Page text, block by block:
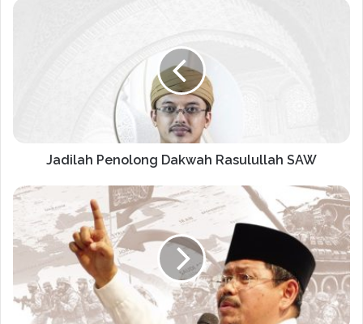
Jadilah Penolong Dakwah Rasulullah SAW